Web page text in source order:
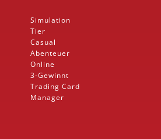
Simulation
Tier
Casual
Abenteuer
Online
3-Gewinnt
Trading Card
Manager